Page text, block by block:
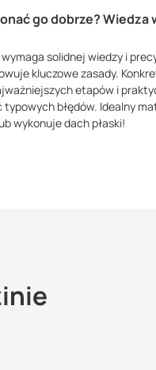
go dobrze? Wiedza
solidnej wiedzy i
kluczowe zasady.
etapów i
błędów. Idealny
wykonuje dach płaski!